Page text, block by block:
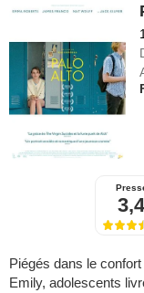
3,4
Piégés dans le
Emily, adolescents